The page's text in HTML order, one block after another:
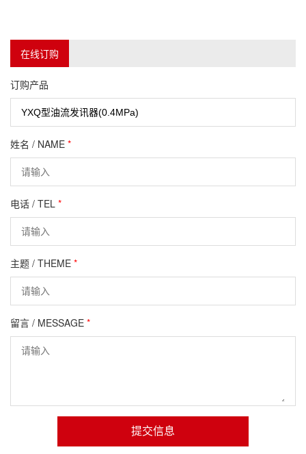
在线订购
订购产品
姓名 / NAME *
电话 / TEL *
主题 / THEME *
留言 / MESSAGE *
提交信息